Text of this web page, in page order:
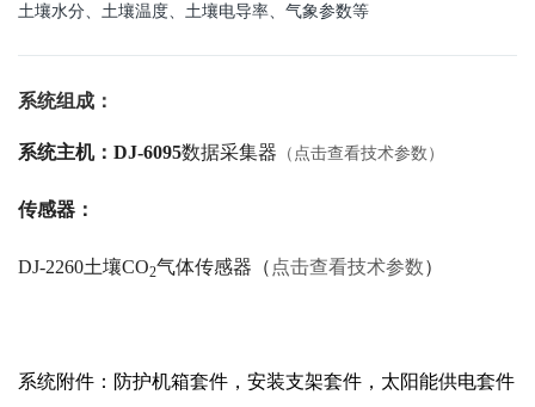
土壤水分、土壤温度、土壤电导率、气象参数等
系统组成：
系统主机：DJ-6095数据采集器 （点击查看技术参数）
传感器：
DJ-2260土壤CO2气体传感器（ 点击查看技术参数）
系统附件：防护机箱套件，安装支架套件，太阳能供电套件